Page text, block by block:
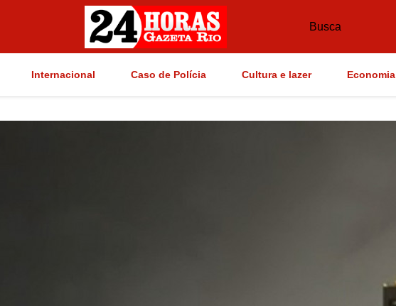
Busca
Internacional Caso de Polícia Cultura e lazer Economia